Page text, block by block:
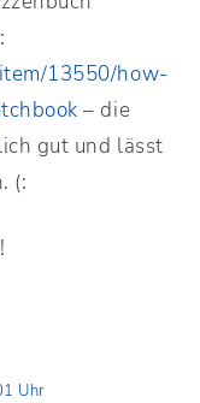
13550/how-
– die
gut und lässt
(:
Uhr